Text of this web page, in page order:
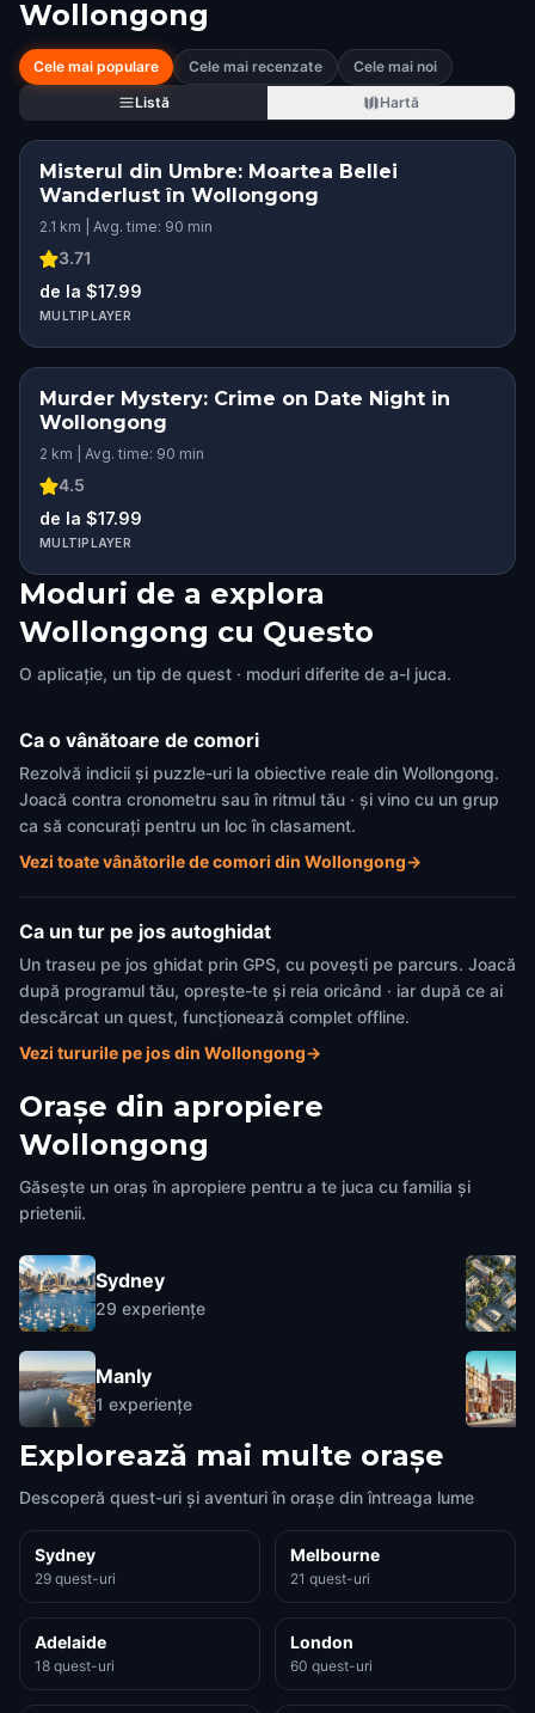
Wollongong
Cele mai populare Cele mai recenzate
Cele mai noi
Listă
Hartă
Misterul din Umbre: Moartea Bellei
Wanderlust în Wollongong
2.1 km | Avg. time: 90 min
3.71
de la $17.99
MULTIPLAYER
Murder Mystery: Crime on Date Night in
Wollongong
2 km | Avg. time: 90 min
4.5
de la $17.99
MULTIPLAYER
Moduri de a explora
Wollongong cu Questo
O aplicație, un tip de quest · moduri diferite de a-l juca.
Ca o vânătoare de comori
Rezolvă indicii și puzzle-uri la obiective reale din Wollongong.
Joacă contra cronometru sau în ritmul tău · și vino cu un grup
ca să concurați pentru un loc în clasament.
Vezi toate vânătorile de comori din Wollongong→
Ca un tur pe jos autoghidat
Un traseu pe jos ghidat prin GPS, cu povești pe parcurs. Joacă
după programul tău, oprește-te și reia oricând · iar după ce ai
descărcat un quest, funcționează complet offline.
Vezi tururile pe jos din Wollongong→
Orașe din apropiere
Wollongong
Găsește un oraș în apropiere pentru a te juca cu familia și
prietenii.
Sydney
29 experiențe
Manly
1 experiențe
Explorează mai multe orașe
Descoperă quest-uri și aventuri în orașe din întreaga lume
Sydney
29 quest-uri
Melbourne
21 quest-uri
Adelaide
18 quest-uri
London
60 quest-uri